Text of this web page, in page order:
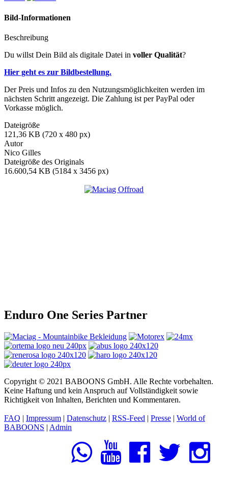
Bild-Informationen
Beschreibung
Du willst Dein Bild als digitale Datei in voller Qualität?
Hier geht es zur Bildbestellung.
Der Preis und Infos zu den Nutzungsmöglichkeiten werden im
nächsten Schritt angezeigt. Die Zahlung ist per PayPal oder
Vorkasse möglich.
Dateigröße
121,36 KB (720 x 480 px)
Autor
Nico Gilles
Dateigröße des Originals
16.600,54 KB (5184 x 3456 px)
Enduro One Series Partner
Copyright © 2021 BABOONS GmbH. Alle Rechte vorbehalten.
Keine Haftung und kein Anspruch auf Vollständigkeit sowie
Richtigkeit von Inhalten, Berichten und Kommentaren.
FAQ | Impressum | Datenschutz | RSS-Feed | Presse | World of
BABOONS | Admin